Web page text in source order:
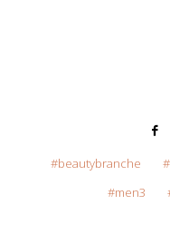
beautybranche
men3